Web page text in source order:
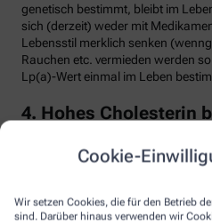
Cookie-
Wir setzen Cookies, die für den Betrieb
sind. Darüber hinaus verwenden wir
genetisch bestimmt, bleibt im
sich (derzeit) weder mit
Lebensstil merklich senken
Rauchen etc. vermieden werden
Lp(a)-Wert einmal im Leben
4. Hohes Cholesterin
Falsch. Zwar steigt das Risiko für
Hypercholesterinämie (FH) haben
erhöhte Blutfettwerte. Bei der